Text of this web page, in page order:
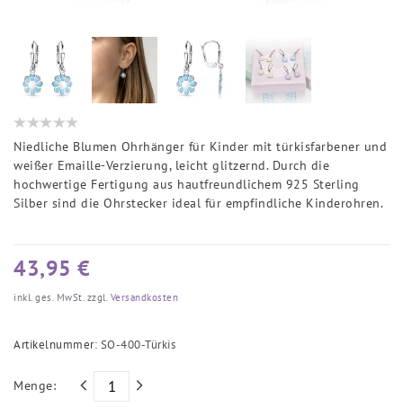
Niedliche Blumen Ohrhänger für Kinder mit türkisfarbener und
weißer Emaille-Verzierung, leicht glitzernd. Durch die
hochwertige Fertigung aus hautfreundlichem 925 Sterling
Silber sind die Ohrstecker ideal für empfindliche Kinderohren.
43,95 €
inkl. ges. MwSt. zzgl. Versandkosten
Artikelnummer: SO-400-Türkis
Menge: